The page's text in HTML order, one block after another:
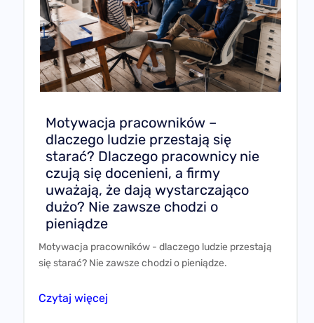
Motywacja pracowników –
dlaczego ludzie przestają się
starać? Dlaczego pracownicy nie
czują się docenieni, a firmy
uważają, że dają wystarczająco
dużo? Nie zawsze chodzi o
pieniądze
Motywacja pracowników - dlaczego ludzie przestają
się starać? Nie zawsze chodzi o pieniądze.
Czytaj więcej